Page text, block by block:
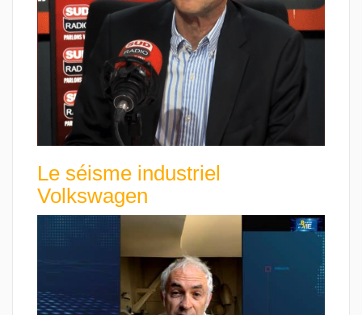
Le séisme industriel
Volkswagen